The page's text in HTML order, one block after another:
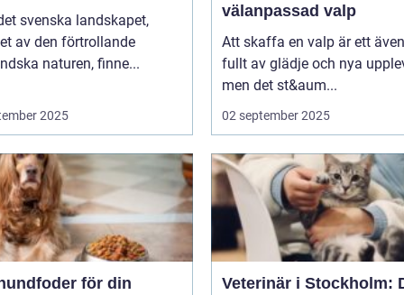
svenska landskapet,
av den förtrollande
naturen, finne...
2025
välanpassad valp
Att skaffa en valp är ett
fullt av glädje och nya
men det st&aum...
02 september 2025
för din
Veterinär i Stockholm: